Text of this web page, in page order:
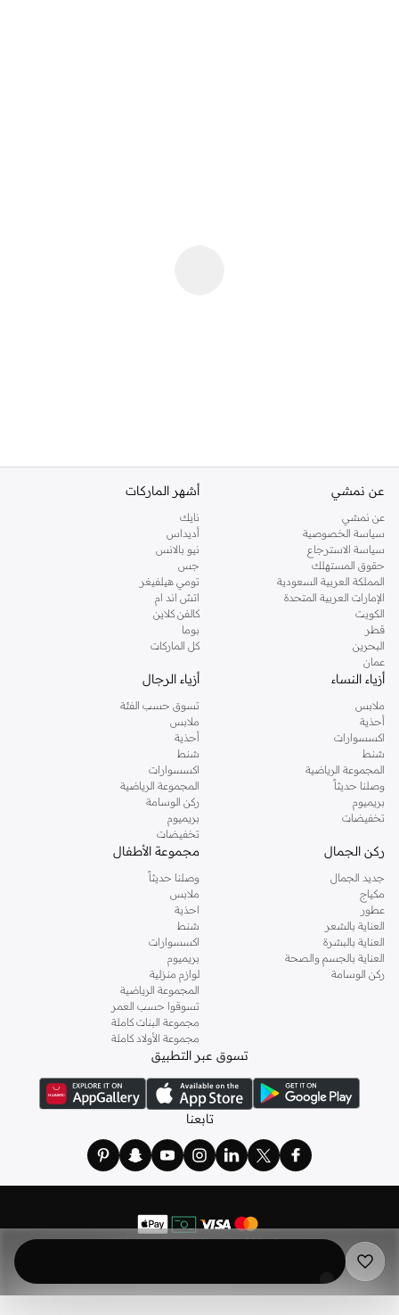
عن نمشي
عن نمشي
سياسة الخصوصية
سياسة الاسترجاع
حقوق المستهلك
المملكة العربية السعودية
الإمارات العربية المتحدة
الكويت
قطر
البحرين
عمان
أشهر الماركات
نايك
أديداس
نيو بالانس
جس
تومي هيلفيغر
اتش اند ام
كالفن كلاين
بوما
كل الماركات
أزياء النساء
ملابس
أحذية
اكسسوارات
شنط
المجموعة الرياضية
وصلنا حديثاً
بريميوم
تخفيضات
أزياء الرجال
تسوق حسب الفئة
ملابس
أحذية
شنط
اكسسوارات
المجموعة الرياضية
ركن الوسامة
بريميوم
تخفيضات
ركن الجمال
جديد الجمال
مكياج
عطور
العناية بالشعر
العناية بالبشرة
العناية بالجسم والصحة
ركن الوسامة
مجموعة الأطفال
وصلنا حديثاً
ملابس
احذية
شنط
اكسسوارات
بريميوم
لوازم منزلية
المجموعة الرياضية
تسوقوا حسب العمر
مجموعة البنات كاملة
مجموعة الأولاد كاملة
تسوق عبر التطبيق
تابعنا
© 2026 نمشي. كل الحقوق محفوظة